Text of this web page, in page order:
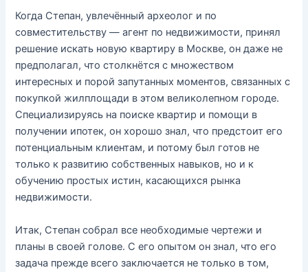
Когда Степан, увлечённый археолог и по
совместительству — агент по недвижимости, принял
решение искать новую квартиру в Москве, он даже не
предполагал, что столкнётся с множеством
интересных и порой запутанных моментов, связанных с
покупкой жилплощади в этом великолепном городе.
Специализируясь на поиске квартир и помощи в
получении ипотек, он хорошо знал, что предстоит его
потенциальным клиентам, и потому был готов не
только к развитию собственных навыков, но и к
обучению простых истин, касающихся рынка
недвижимости.
Итак, Степан собрал все необходимые чертежи и
планы в своей голове. С его опытом он знал, что его
задача прежде всего заключается не только в том,